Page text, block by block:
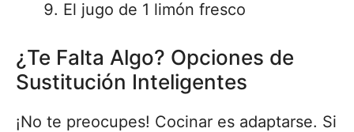
El jugo de 1 limón fresco
¿Te Falta Algo? Opciones de
Sustitución Inteligentes
¡No te preocupes! Cocinar es adaptarse. Si